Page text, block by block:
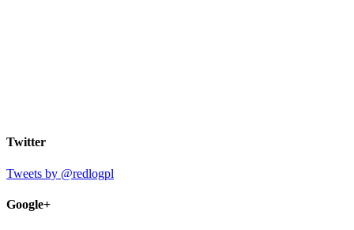
Twitter
Tweets by @redlogpl
Google+